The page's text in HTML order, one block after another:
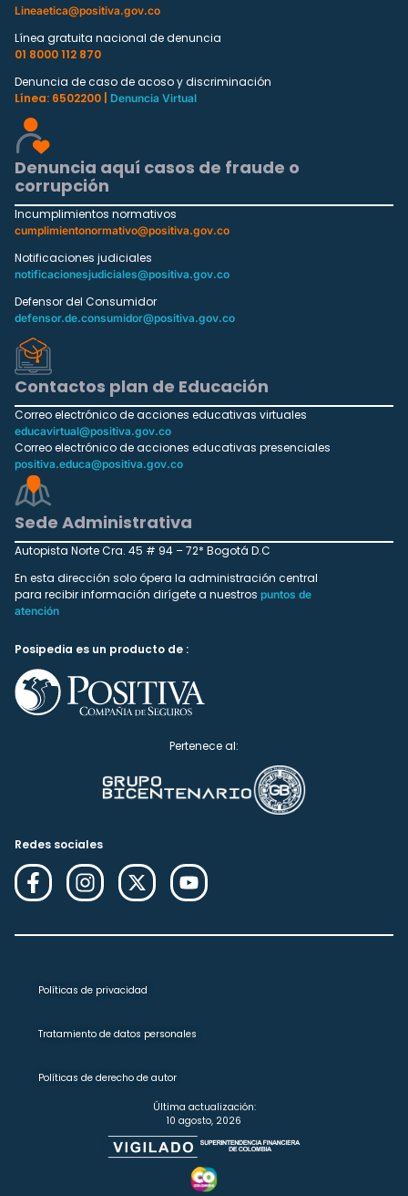
Lineaetica@positiva.gov.co
Línea gratuita nacional de denuncia
01 8000 112 870
Denuncia de caso de acoso y discriminación
Línea: 6502200 |
Denuncia Virtual
Denuncia aquí casos de fraude o
corrupción
Incumplimientos normativos
cumplimientonormativo@positiva.gov.co
Notificaciones judiciales
notificacionesjudiciales@positiva.gov.co
Defensor del Consumidor
defensor.de.consumidor@positiva.gov.co
Contactos plan de Educación
Correo electrónico de acciones educativas virtuales
educavirtual@positiva.gov.co
Correo electrónico de acciones educativas presenciales
positiva.educa@positiva.gov.co
Sede Administrativa
Autopista Norte Cra. 45 # 94 – 72* Bogotá D.C
En esta dirección solo ópera la administración central
para recibir información dirígete a nuestros puntos de
atención
Posipedia es un producto de :
Pertenece al:
Redes sociales
Políticas de privacidad
Tratamiento de datos personales
Políticas de derecho de autor
Última actualización:
10 agosto, 2026